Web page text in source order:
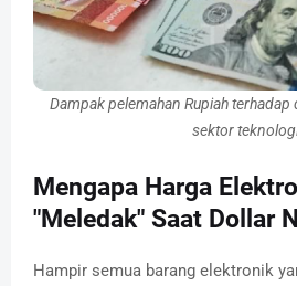
Dampak pelemahan Rupiah terhadap
sektor
Mengapa Harga
"Meledak" Saat Dollar
Hampir semua barang elektronik